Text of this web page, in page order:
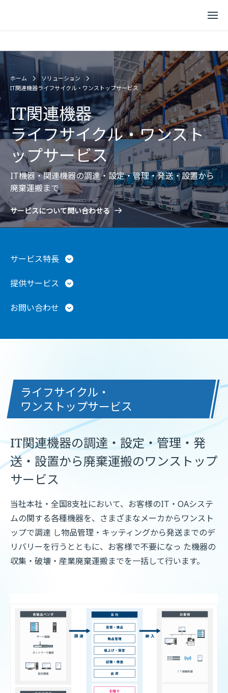
ホーム
ソリューション
IT関連機器ライフサイクル・ワンストップサービス
IT関連機器
ライフサイクル・ワンスト
ップサービス
IT機器・関連機器の調達・設定・管理・発送・設置から
廃棄運搬まで
サービスについて問い合わせる
サービス特長
提供サービス
お問い合わせ
ライフサイクル・
ワンストップサービス
IT関連機器の調達・設定・管理・発
送・設置から廃棄運搬のワンストップ
サービス
当社本社・全国8支社において、お客様のIT・OAシステ
ムの関する各種機器を、さまざまなメーカからワンスト
ップで調達 し物品管理・キッティングから発送までのデ
リバリーを行うとともに、お客様で不要になっ た機器の
収集・破壊・産業廃棄運搬までを一括して行います。